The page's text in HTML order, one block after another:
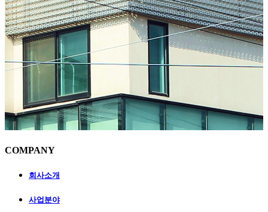
COMPANY
회사소개
사업분야